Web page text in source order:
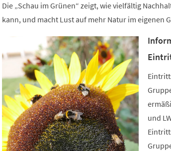
Die „Schau im Grünen“ zeigt, wie vielfältig
kann, und macht Lust auf mehr Natur im eigenen
und